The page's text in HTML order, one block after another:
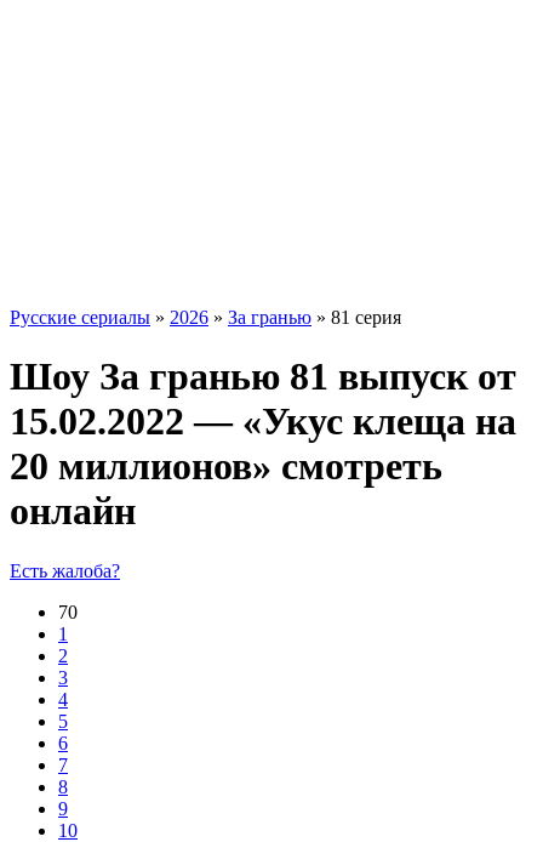
Русские сериалы » 2026 » За гранью » 81 серия
Шоу За гранью 81 выпуск от
15.02.2022 — «Укус клеща на
20 миллионов» смотреть
онлайн
Есть жалоба?
70
1
2
3
4
5
6
7
8
9
10